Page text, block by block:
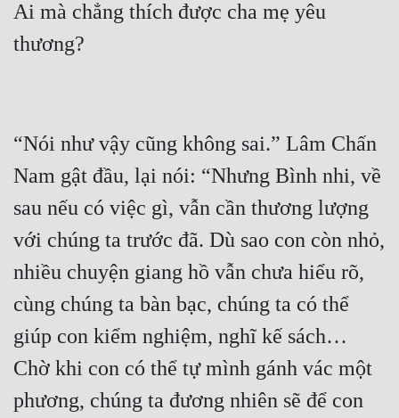
Ai mà chẳng thích được cha mẹ yêu
“Nói như vậy cũng không sai.” Lâm Chấn
Nam gật đầu, lại nói: “Nhưng Bình nhi, về
sau nếu có việc gì, vẫn cần thương lượng
với chúng ta trước đã. Dù sao con còn nhỏ,
nhiều chuyện giang hồ vẫn chưa hiểu rõ,
cùng chúng ta bàn bạc, chúng ta có thể
giúp con kiểm nghiệm, nghĩ kế sách…
Chờ khi con có thể tự mình gánh vác một
phương, chúng ta đương nhiên sẽ để con